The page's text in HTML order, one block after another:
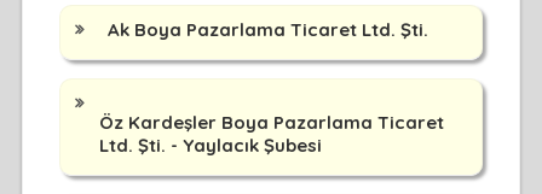
Ak Boya Pazarlama Ticaret Ltd. Şti.
Öz Kardeşler Boya Pazarlama Ticaret
Ltd. Şti. - Yaylacık Şubesi